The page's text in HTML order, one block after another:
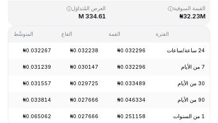
القيمة السوقية
₦32.23M
العرض المُتداوَل
334.61 M
الفترة القمة القاع المتوسِّط
24 ساعة/ساعات ₦0.032296
₦0.032238
₦0.032267
7 من الأيام ₦0.032296
₦0.030147
₦0.031239
30 من الأيام ₦0.033489
₦0.029725
₦0.031557
90 من الأيام ₦0.046334
₦0.027666
₦0.033814
1 من السنوات ₦0.251158
₦0.027666
₦0.065062